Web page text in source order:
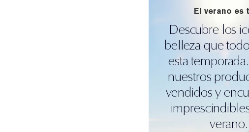
El verano es
Descubre los
belleza que
esta
nuestros
vendidos y
verano.